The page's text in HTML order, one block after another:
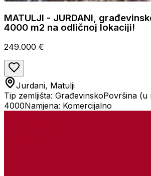
MATULJI - JURDANI,
4000 m2 na odličnoj lokaciji!
249.000 €
Jurdani, Matulji
Tip zemljišta: GrađevinskoPovršina (u
4000Namjena: Komercijalno